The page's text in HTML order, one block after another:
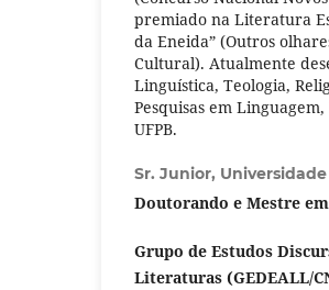
premiado na Literatura
da Eneida” (Outros
Cultural). Atualmente
Linguística, Teologia,
Pesquisas em
UFPB.
Sr. Junior,
Doutorando e Mestre
Grupo de Estudos
Literaturas (GEDEALL/